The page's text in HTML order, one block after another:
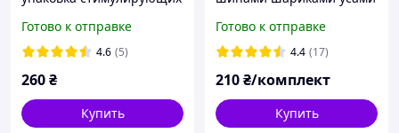
Готово к отправке
4.6 (5)
260₴
Купить
опт !
Готово к отправке
4.4 (17)
210₴/комплект
Купить